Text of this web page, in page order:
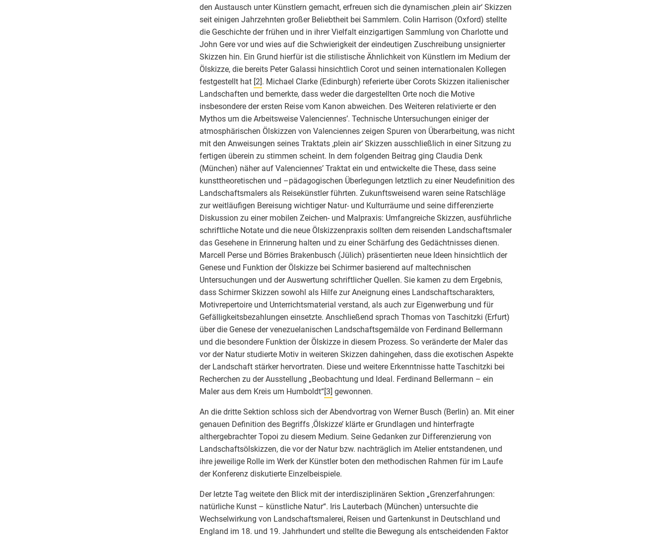
den Austausch unter Künstlern gemacht, erfreuen sich die dynamischen ‚plein air‘ Skizzen
seit einigen Jahrzehnten großer Beliebtheit bei Sammlern. Colin Harrison (Oxford) stellte
die Geschichte der frühen und in ihrer Vielfalt einzigartigen Sammlung von Charlotte und
John Gere vor und wies auf die Schwierigkeit der eindeutigen Zuschreibung unsignierter
Skizzen hin. Ein Grund hierfür ist die stilistische Ähnlichkeit von Künstlern im Medium der
Ölskizze, die bereits Peter Galassi hinsichtlich Corot und seinen internationalen Kollegen
festgestellt hat [2]. Michael Clarke (Edinburgh) referierte über Corots Skizzen italienischer
Landschaften und bemerkte, dass weder die dargestellten Orte noch die Motive
insbesondere der ersten Reise vom Kanon abweichen. Des Weiteren relativierte er den
Mythos um die Arbeitsweise Valenciennes’. Technische Untersuchungen einiger der
atmosphärischen Ölskizzen von Valenciennes zeigen Spuren von Überarbeitung, was nicht
mit den Anweisungen seines Traktats ‚plein air‘ Skizzen ausschließlich in einer Sitzung zu
fertigen überein zu stimmen scheint. In dem folgenden Beitrag ging Claudia Denk
(München) näher auf Valenciennes’ Traktat ein und entwickelte die These, dass seine
kunsttheoretischen und –pädagogischen Überlegungen letztlich zu einer Neudefinition des
Landschaftsmalers als Reisekünstler führten. Zukunftsweisend waren seine Ratschläge
zur weitläufigen Bereisung wichtiger Natur- und Kulturräume und seine differenzierte
Diskussion zu einer mobilen Zeichen- und Malpraxis: Umfangreiche Skizzen, ausführliche
schriftliche Notate und die neue Ölskizzenpraxis sollten dem reisenden Landschaftsmaler
das Gesehene in Erinnerung halten und zu einer Schärfung des Gedächtnisses dienen.
Marcell Perse und Börries Brakenbusch (Jülich) präsentierten neue Ideen hinsichtlich der
Genese und Funktion der Ölskizze bei Schirmer basierend auf maltechnischen
Untersuchungen und der Auswertung schriftlicher Quellen. Sie kamen zu dem Ergebnis,
dass Schirmer Skizzen sowohl als Hilfe zur Aneignung eines Landschaftscharakters,
Motivrepertoire und Unterrichtsmaterial verstand, als auch zur Eigenwerbung und für
Gefälligkeitsbezahlungen einsetzte. Anschließend sprach Thomas von Taschitzki (Erfurt)
über die Genese der venezuelanischen Landschaftsgemälde von Ferdinand Bellermann
und die besondere Funktion der Ölskizze in diesem Prozess. So veränderte der Maler das
vor der Natur studierte Motiv in weiteren Skizzen dahingehen, dass die exotischen Aspekte
der Landschaft stärker hervortraten. Diese und weitere Erkenntnisse hatte Taschitzki bei
Recherchen zu der Ausstellung „Beobachtung und Ideal. Ferdinand Bellermann – ein
Maler aus dem Kreis um Humboldt“[3] gewonnen.
An die dritte Sektion schloss sich der Abendvortrag von Werner Busch (Berlin) an. Mit einer
genauen Definition des Begriffs ‚Ölskizze’ klärte er Grundlagen und hinterfragte
althergebrachter Topoi zu diesem Medium. Seine Gedanken zur Differenzierung von
Landschaftsölskizzen, die vor der Natur bzw. nachträglich im Atelier entstandenen, und
ihre jeweilige Rolle im Werk der Künstler boten den methodischen Rahmen für im Laufe
der Konferenz diskutierte Einzelbeispiele.
Der letzte Tag weitete den Blick mit der interdisziplinären Sektion „Grenzerfahrungen:
natürliche Kunst – künstliche Natur“. Iris Lauterbach (München) untersuchte die
Wechselwirkung von Landschaftsmalerei, Reisen und Gartenkunst in Deutschland und
England im 18. und 19. Jahrhundert und stellte die Bewegung als entscheidenden Faktor